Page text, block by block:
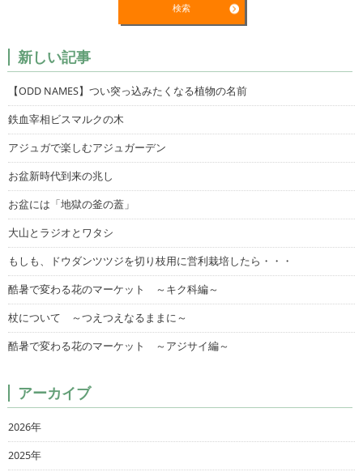
新しい記事
【ODD NAMES】つい突っ込みたくなる植物の名前
鉄血宰相ビスマルクの木
アジュガで楽しむアジュガーデン
お盆新時代到来の兆し
お盆には「地獄の釜の蓋」
大山とラジオとワタシ
もしも、ドウダンツツジを切り枝用に営利栽培したら・・・
酷暑で変わる花のマーケット ～キク科編～
杖について ～つえつえなるままに～
酷暑で変わる花のマーケット ～アジサイ編～
アーカイブ
2026年
2025年